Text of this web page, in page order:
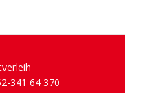
341 64 370